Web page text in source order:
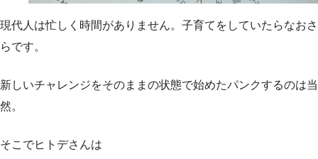
現代人は忙しく時間がありません。子育てをしていたらなおさ
らです。
新しいチャレンジをそのままの状態で始めたパンクするのは当
然。
そこでヒトデさんは